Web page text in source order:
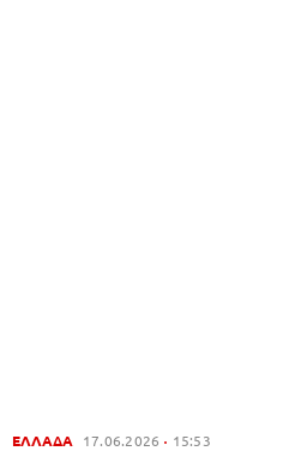
ΕΛΛΑΔΑ 17.06.2026 15:53